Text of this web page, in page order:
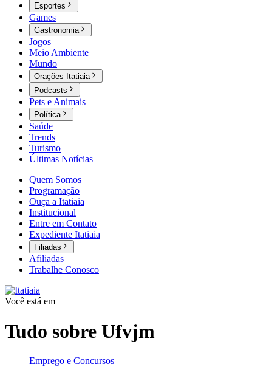
Esportes
Games
Gastronomia
Jogos
Meio Ambiente
Mundo
Orações Itatiaia
Podcasts
Pets e Animais
Política
Saúde
Trends
Turismo
Últimas Notícias
Quem Somos
Programação
Ouça a Itatiaia
Institucional
Entre em Contato
Expediente Itatiaia
Filiadas
Afiliadas
Trabalhe Conosco
Você está em
Tudo sobre Ufvjm
Emprego e Concursos